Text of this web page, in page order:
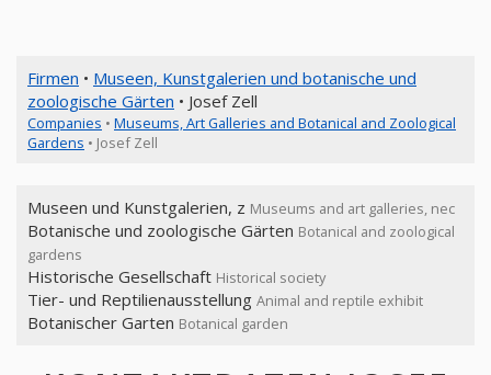
Firmen • Museen, Kunstgalerien und botanische und
zoologische Gärten • Josef Zell
Companies • Museums, Art Galleries and Botanical and Zoological
Gardens • Josef Zell
Museen und Kunstgalerien, z Museums and art galleries, nec
Botanische und zoologische Gärten Botanical and zoological
gardens
Historische Gesellschaft Historical society
Tier- und Reptilienausstellung Animal and reptile exhibit
Botanischer Garten Botanical garden